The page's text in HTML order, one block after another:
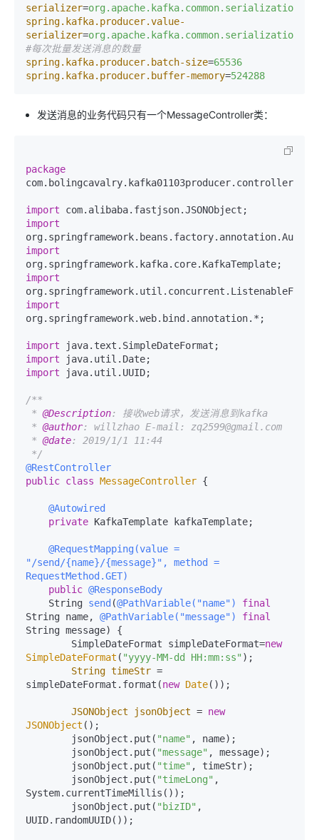
serializer=
spring.kafka.producer.value-
serializer=
#每次批量发送消息的数量
spring.kafka.producer.batch-size=65536
spring.kafka.producer.buffer-memory=524288
发送消息的业务代码只有一个MessageController类：
package
com.bolingcavalry.kafka01103producer.controller;
import
import
import
import
import
org.springframework.web.bind.annotation.*;
import
import
import java.util.UUID;
/**
* @Description: 接收web请求，发送消息到kafka
* @author: willzhao E-mail: zq2599@gmail.com
* @date: 2019/1/1 11:44
*/
@RestController
public class MessageController {
@Autowired
private KafkaTemplate kafkaTemplate;
@RequestMapping(value =
"/send/{name}/{message}", method =
RequestMethod.GET)
public @ResponseBody
    String
send (@PathVariable("name")
final
String name, @PathVariable("message")
final
String message)
{
        SimpleDateFormat simpleDateFormat=
new
SimpleDateFormat ( "yyyy-MM-dd HH:mm:ss" );
String timeStr =
simpleDateFormat.format(new Date());
JSONObject jsonObject = new
JSONObject ();
        jsonObject.put(
"name" , name);
        jsonObject.put(
"message" , message);
        jsonObject.put(
"time" , timeStr);
        jsonObject.put(
"timeLong" ,
System.currentTimeMillis());
        jsonObject.put(
"bizID" ,
UUID.randomUUID());